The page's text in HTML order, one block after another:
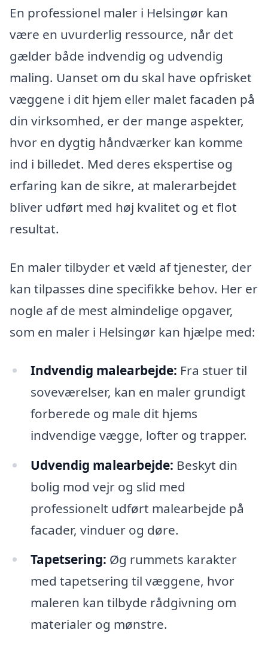
En professionel maler i Helsingør kan
være en uvurderlig ressource, når det
gælder både indvendig og udvendig
maling. Uanset om du skal have opfrisket
væggene i dit hjem eller malet facaden på
din virksomhed, er der mange aspekter,
hvor en dygtig håndværker kan komme
ind i billedet. Med deres ekspertise og
erfaring kan de sikre, at malerarbejdet
bliver udført med høj kvalitet og et flot
resultat.
En maler tilbyder et væld af tjenester, der
kan tilpasses dine specifikke behov. Her er
nogle af de mest almindelige opgaver,
som en maler i Helsingør kan hjælpe med:
Indvendig malearbejde: Fra stuer til
soveværelser, kan en maler grundigt
forberede og male dit hjems
indvendige vægge, lofter og trapper.
Udvendig malearbejde: Beskyt din
bolig mod vejr og slid med
professionelt udført malearbejde på
facader, vinduer og døre.
Tapetsering: Øg rummets karakter
med tapetsering til væggene, hvor
maleren kan tilbyde rådgivning om
materialer og mønstre.